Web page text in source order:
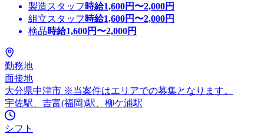
製造スタッフ 時給1,600円〜2,000円
組立スタッフ 時給1,600円〜2,000円
検品時給1,600円〜2,000円
勤務地
面接地
大分県中津市 ※当案件はエリアでの募集となります。
宇佐駅、吉富(福岡)駅、柳ケ浦駅
シフト